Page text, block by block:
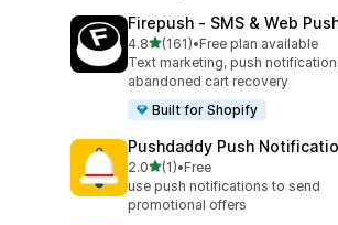
Firepush ‑ SMS & Web
4.8별 5개 중
(161)
총 리뷰 161개
•Free plan available
Text marketing, push
abandoned cart recovery
Built for Shopify
Pushdaddy Push
2.0별 5개 중
(1)
총 리뷰 1개
•Free
use push notifications to send
promotional offers